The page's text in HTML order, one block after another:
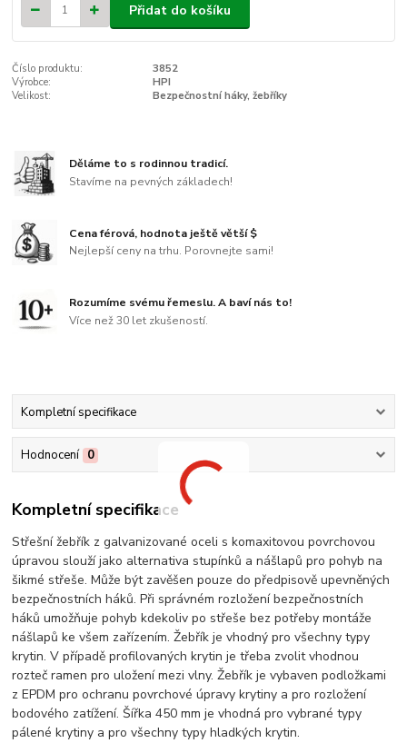
Přidat do košíku
Číslo produktu:
3852
Výrobce:
HPI
Velikost:
Bezpečnostní háky, žebříky
Děláme to s rodinnou tradicí.
Stavíme na pevných základech!
Cena férová, hodnota ještě větší $
Nejlepší ceny na trhu. Porovnejte sami!
Rozumíme svému řemeslu. A baví nás to!
Více než 30 let zkušeností.
Kompletní specifikace
Hodnocení 0
Kompletní specifikace
Střešní žebřík z galvanizované oceli s komaxitovou povrchovou
úpravou slouží jako alternativa stupínků a nášlapů pro pohyb na
šikmé střeše. Může být zavěšen pouze do předpisově upevněných
bezpečnostních háků. Při správném rozložení bezpečnostních
háků umožňuje pohyb kdekoliv po střeše bez potřeby montáže
nášlapů ke všem zařízením. Žebřík je vhodný pro všechny typy
krytin. V případě profilovaných krytin je třeba zvolit vhodnou
rozteč ramen pro uložení mezi vlny. Žebřík je vybaven podložkami
z EPDM pro ochranu povrchové úpravy krytiny a pro rozložení
bodového zatížení. Šířka 450 mm je vhodná pro vybrané typy
pálené krytiny a pro všechny typy hladkých krytin.